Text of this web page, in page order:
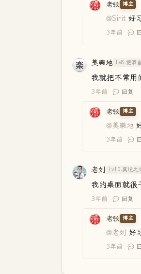
老张 博主
@Sirit 好
3年前
美樂地 Lv8.把酒
我就把不常用
3年前 回复
老张 博主
@美樂地
3年前
老刘 Lv10.莫逆之
我的桌面就很
3年前 回复
老张 博主
@老刘 好
3年前